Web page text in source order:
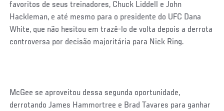
favoritos de seus treinadores, Chuck Liddell e John
Hackleman, e até mesmo para o presidente do UFC Dana
White, que não hesitou em trazê-lo de volta depois a derrota
controversa por decisão majoritária para Nick Ring.
McGee se aproveitou dessa segunda oportunidade,
derrotando James Hammortree e Brad Tavares para ganhar